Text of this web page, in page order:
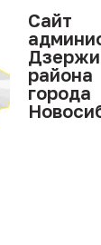
Cайт
района
города